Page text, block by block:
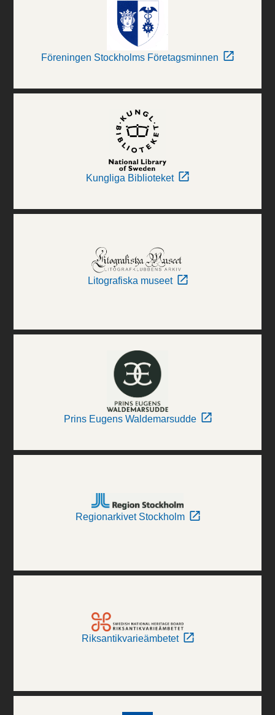
Föreningen Stockholms Företagsminnen
Kungliga Biblioteket
Litografiska museet
Prins Eugens Waldemarsudde
Regionarkivet Stockholm
Riksantikvarieämbetet